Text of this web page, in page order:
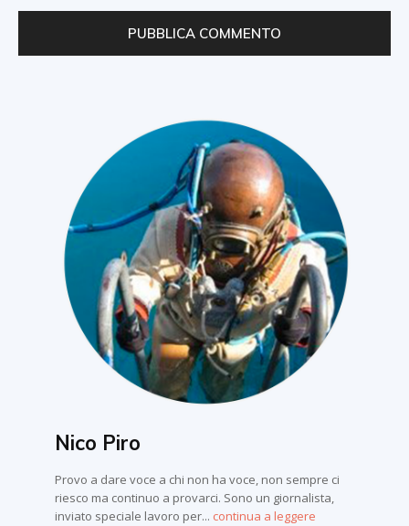
Nico Piro
Provo a dare voce a chi non ha voce, non sempre ci
riesco ma continuo a provarci. Sono un giornalista,
inviato speciale lavoro per... continua a leggere